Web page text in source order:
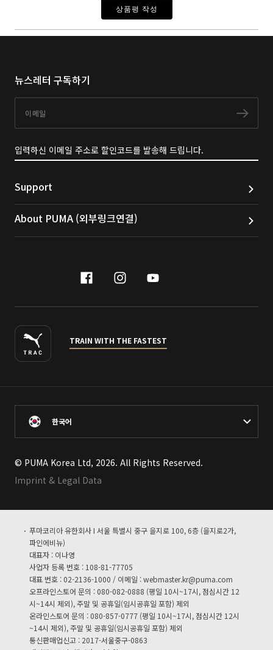
상품평 작성
뉴스레터 구독하기
구독
입력하신 이메일 주소로 할인코드를 발송해 드립니다.
Support
About PUMA (외부링크연결)
facebook
instagram
youtube
TRAIN WITH THE FASTEST
한국어
© PUMA Korea Ltd, 2026. All Rights Reserved.
Imprint & Legal Data
푸마코리아 유한회사 I 서울 특별시 중구 을지로 100, 6층 (을지로2가,
파인에비뉴)
대표자 : 이나영
사업자 등록 번호 : 108-81-77705
대표 번호 : 02-2136-1000 / 이메일 :webmaster.kr@puma.com
오프라인스토어 문의 : 080-082-0888 (평일 10시~17시, 점심시간 12
시~14시 제외), 주말 및 공휴일(임시공휴일 포함) 제외
온라인스토어 문의 : 080-857-0777 (평일 10시~17시, 점심시간 12시
~14시 제외), 주말 및 공휴일(임시공휴일 포함) 제외
통신판매업신고 : 2017-서울중구-0863